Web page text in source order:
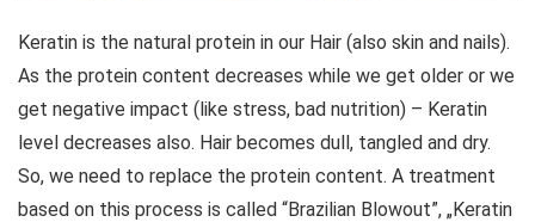
Keratin is the natural protein in our Hair (also skin and nails).
As the protein content decreases while we get older or we
get negative impact (like stress, bad nutrition) – Keratin
level decreases also. Hair becomes dull, tangled and dry.
So, we need to replace the protein content. A treatment
based on this process is called “Brazilian Blowout”, „Keratin